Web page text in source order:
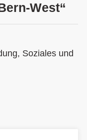
West“
Soziales und